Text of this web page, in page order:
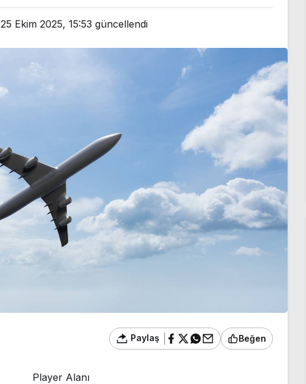
25 Ekim 2025, 15:53 güncellendi
Paylaş Beğen
Player Alanı